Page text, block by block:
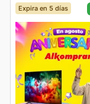
Expira en 5 días